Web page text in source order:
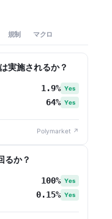
規制 マクロ
実施されるか？
1.9% Yes
64% Yes
Polymarket ↗
るか？
100% Yes
0.15% Yes